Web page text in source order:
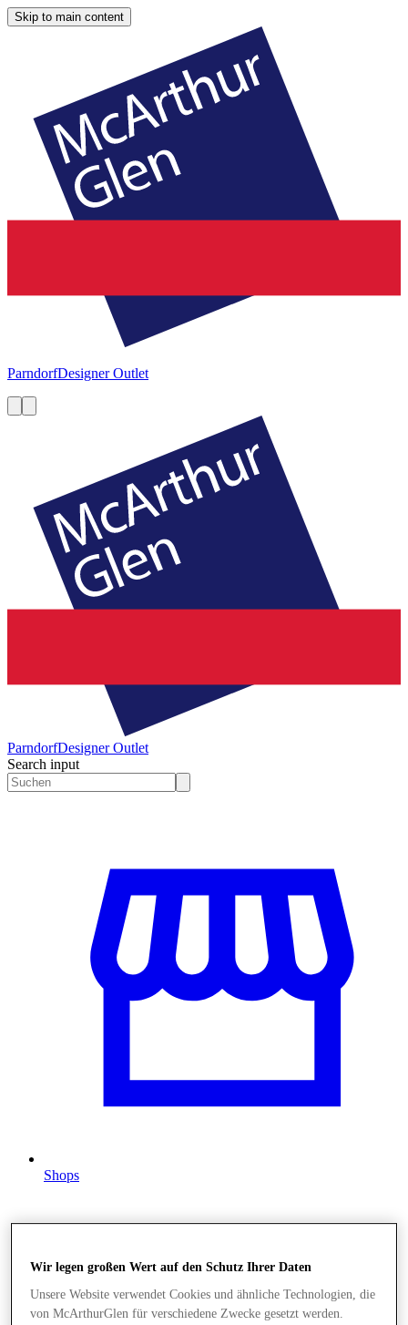
Skip to main content
ParndorfDesigner Outlet
ParndorfDesigner Outlet
Search input
Shops
Wir legen großen Wert auf den Schutz Ihrer Daten
Unsere Website verwendet Cookies und ähnliche Technologien, die
von McArthurGlen für verschiedene Zwecke gesetzt werden.